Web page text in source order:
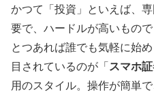
かつて「投資」といえば、
要で、ハードルが高いもの
とつあれば誰でも気軽に始
目されているのが「 スマホ
用のスタイル。操作が簡単